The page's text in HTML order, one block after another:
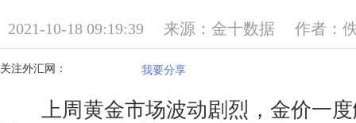
2021-10-18 09:19:39 来源：金十数据 作者：
关注外汇网： 我要分享
上周黄金市场波动剧烈，金价一度